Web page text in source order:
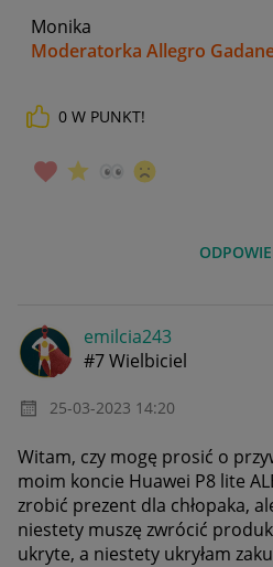
Monika
Moderatorka Allegro
0 W PUNKT!
emilcia243
#7 Wielbiciel
‎25-03-2023 14:20
Witam, czy mogę prosić o
moim koncie Huawei P8 lite
zrobić prezent dla chłopaka,
niestety muszę zwrócić
ukryte, a niestety ukryłam